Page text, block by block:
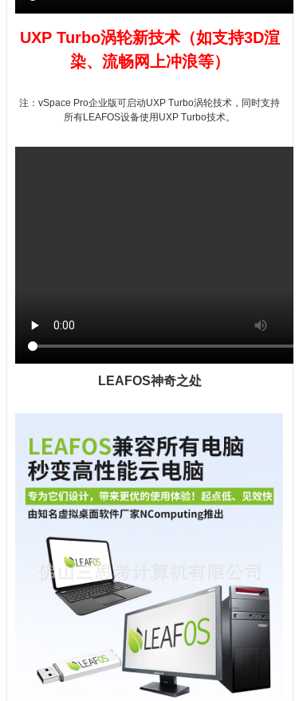
UXP Turbo涡轮新技术（如支持3D渲
染、流畅网上冲浪等）
注： vSpace Pro企业版可启动UXP Turbo涡轮技术，同时支持
所有LEAFOS设备使用UXP Turbo技术。
LEAFOS神奇之处